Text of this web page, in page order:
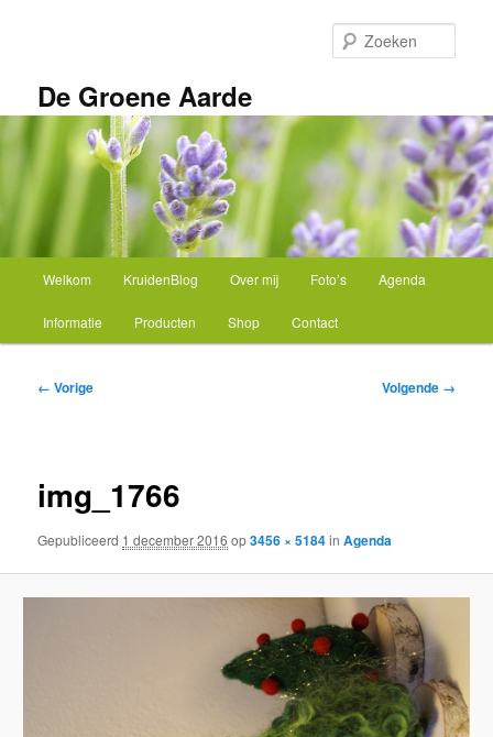
inhoudDe Groene Aarde
Welkom KruidenBlog Over mij Foto’s Agenda
Informatie Producten Shop Contact
Afbeeldingsnavigatie
← Vorige Volgende →
img_1766
Gepubliceerd 1 december 2016 op3456 × 5184inAgenda